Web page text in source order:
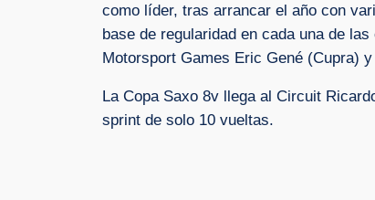
como líder, tras arrancar el año con
base de regularidad en cada una de
Motorsport Games Eric Gené (Cupra)
La Copa Saxo 8v llega al Circuit
sprint de solo 10 vueltas.